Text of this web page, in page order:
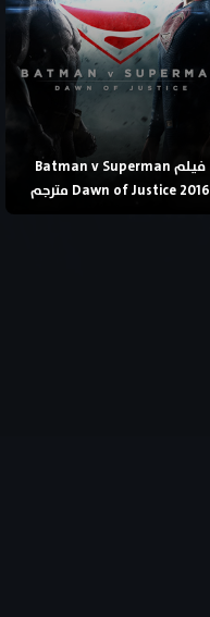
فيلم Batman v Superman
Dawn of Justice 2016 مترجم